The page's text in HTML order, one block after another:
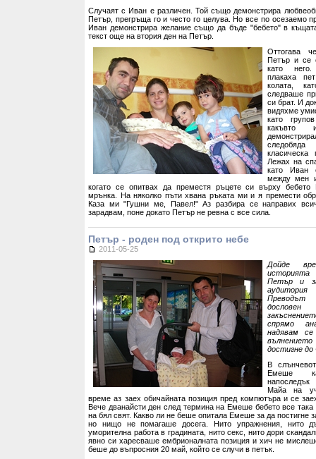
Случаят с Иван е различен. Той също демонстрира
Петър, прегръща го и често го целува. Но все по осезаемо
Иван демонстрира желание също да бъде "бебето" в
текст още на втория ден на Петър.
Оттогава
Петър и се
като
плакаха
колата,
следваше
си брат. И
видяхме
като
класическа
Лежах на
като Иван
между мен
когато се опитвах да преместя ръцете си върху
мрънка. На няколко пъти хвана ръката ми и я премести
Каза ми "Гушни ме, Павел!" Аз разбира се направих
зарадвам, поне докато Петър не ревна с все сила.
Петър - роден под открито небе
2011-05-25
Дойде
Петър и за
спрямо
надявам
достигне
В
Емеше
Майа на
време аз заех обичайната позиция пред компютъра и се
Вече дванайсти ден след термина на Емеше бебето все така
на бял свят. Какво ли не беше опитала Емеше за да постигне
но нищо не помагаше досега. Нито упражнения, нито
уморителна работа в градината, нито секс, нито дори
явно си харесваше ембрионалната позиция и хич не
беше до въпросния 20 май, който се случи в петък.